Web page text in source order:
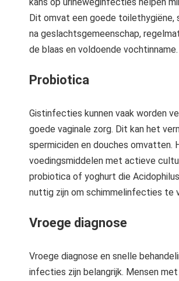
Dit omvat een goede toilethygiëne,
na geslachtsgemeenschap,
de blaas en voldoende vochtinname.
Probiotica
Gistinfecties kunnen vaak worden
goede vaginale zorg. Dit kan het
spermiciden en douches omvatten.
voedingsmiddelen met actieve
probiotica of yoghurt die
nuttig zijn om schimmelinfecties te
Vroege diagnose
Vroege diagnose en snelle
infecties zijn belangrijk. Mensen